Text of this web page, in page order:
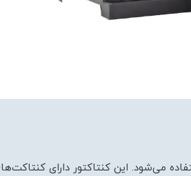
می‌شود. این کنتاکتور دارای